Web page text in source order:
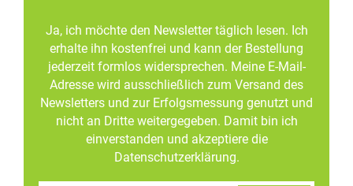
Ja, ich möchte den Newsletter täglich lesen. Ich
erhalte ihn kostenfrei und kann der Bestellung
jederzeit formlos widersprechen. Meine E-Mail-
Adresse wird ausschließlich zum Versand des
Newsletters und zur Erfolgsmessung genutzt und
nicht an Dritte weitergegeben. Damit bin ich
einverstanden und akzeptiere die
Datenschutzerklärung.